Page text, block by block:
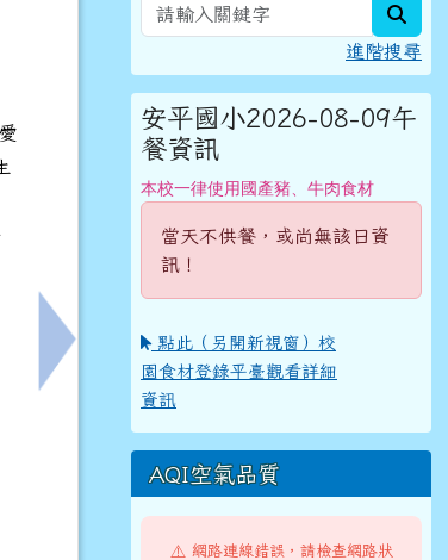
報名簡章1份，鼓勵符合資格身心障礙學童踴躍報
下一筆：檢送「臺南市立永仁高中慈輝班入
進階搜尋
安平國小2026-08-09午
餐資訊
本校一律使用國產豬、牛肉食材
當天不供餐，或尚無該日資
訊！
點此（另開新視窗）校
園食材登錄平臺觀看詳細
資訊
AQI空氣品質
⚠️ 網路連線錯誤，請檢查網路狀